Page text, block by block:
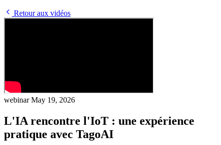
Retour aux vidéos
webinarMay 19, 2026
L'IA rencontre l'IoT : une expérience
pratique avec TagoAI